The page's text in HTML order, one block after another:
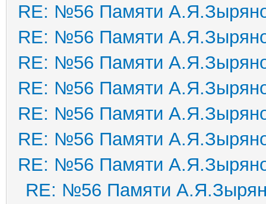
RE: №56 Памяти
RE: №56 Памяти
RE: №56 Памяти
RE: №56 Памяти
RE: №56 Памяти
RE: №56 Памяти
RE: №56 Памяти
RE: №56 Памяти